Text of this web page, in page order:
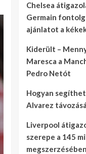
Chelsea
Germain
ajánlatot a
Kiderült –
Maresca a
Pedro Netót
Hogyan
Alvarez
Liverpool
szerepe a 145